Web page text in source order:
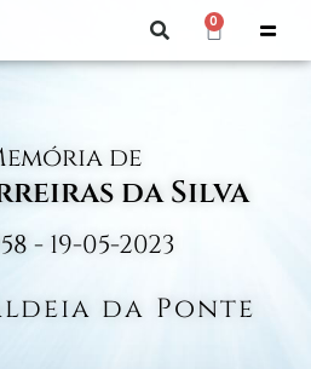
0
de
da Silva
- 19-05-2023
da Ponte